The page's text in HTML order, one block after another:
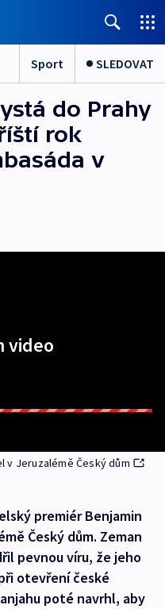
Sport SLEDOVAT
do Prahy
rok
v
video
v Jeruzalémě Český dům
premiér Benjamin
Český dům. Zeman
pevnou víru, že jeho
otevření české
poté navrhl, aby